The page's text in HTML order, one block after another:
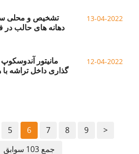
13-04-2022
تشخیص و محلی
دهانه های حالب در
12-04-2022
مانیتور
گذاری داخل تراشه
5 6 7 8 9
>
جمع 103 سوابق